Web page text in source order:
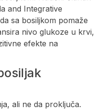
and Integrative
sa bosiljkom pomaže
nivo glukoze u krvi,
efekte na
ali ne da proključa.